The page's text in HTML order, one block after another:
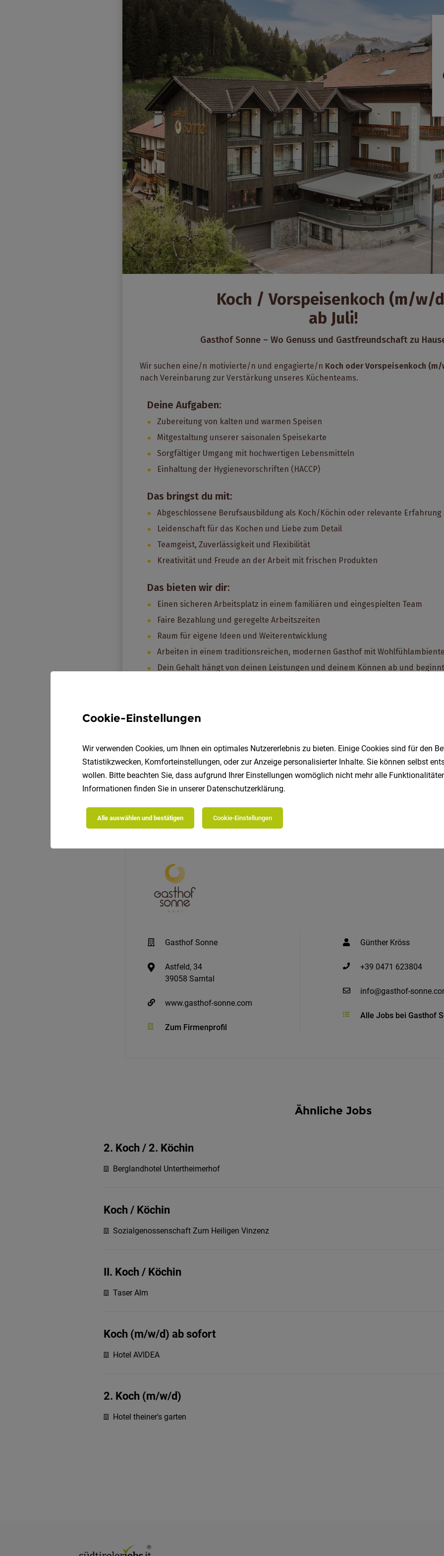
Jetzt bewerben
Gasthof Sonne
Astfeld, 34
39058 Sarntal
www.gasthof-sonne.com
Zum Firmenprofil
Günther Kröss
+39 0471 623804
info@gasthof-
Alle Jobs bei Gasthof
Ähnliche Jobs
2. Koch / 2. Köchin
Berglandhotel Untertheimerhof
Koch / Köchin
Sozialgenossenschaft Zum Heiligen Vinzenz
II. Koch / Köchin
Taser Alm
Koch (m/w/d) ab sofort
Hotel AVIDEA
2. Koch (m/w/d)
Hotel theiner's garten
Cookie-Einstellungen
Wir verwenden Cookies, um Ihnen ein optimales Nutzererlebnis zu bieten. Einige Cookies sind für den
Statistikzwecken, Komforteinstellungen, oder zur Anzeige personalisierter Inhalte. Sie können selbst
wollen. Bitte beachten Sie, dass aufgrund Ihrer Einstellungen womöglich nicht mehr alle
Informationen finden Sie in unserer Datenschutzerklärung.
Alle auswählen und bestätigen Cookie-Einstellungen